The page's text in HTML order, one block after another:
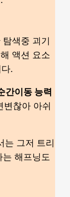
색중 괴기
액션 요소
.
간이동 능력
변찮아 아쉬
는 그저 트리
해프닝도